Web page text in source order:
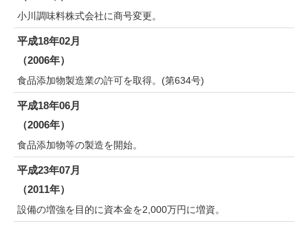
小川調味料株式会社に商号変更。
平成18年02月
（2006年）
食品添加物製造業の許可を取得。(第634号)
平成18年06月
（2006年）
食品添加物等の製造を開始。
平成23年07月
（2011年）
設備の増強を目的に資本金を2,000万円に増資。